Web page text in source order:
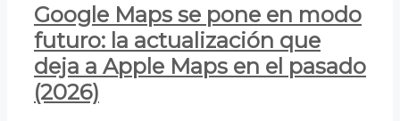
Google Maps se pone en modo
futuro: la actualización que
deja a Apple Maps en el pasado
(2026)